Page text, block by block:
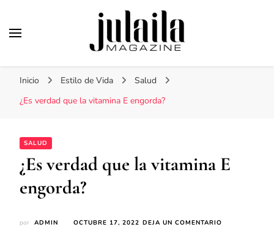
Inicio Estilo de Vida
Salud
¿Es verdad que la vitamina E engorda?
SALUD
¿Es verdad que la vitamina E
engorda?
por ADMIN OCTUBRE 17, 2022 DEJA UN COMENTARIO